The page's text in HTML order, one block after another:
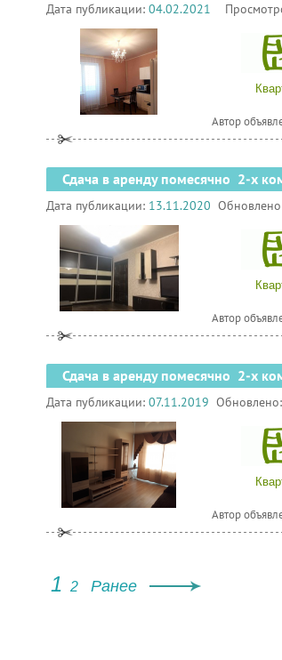
Дата публикации: 04.02.2021
Автор
Сдача в аренду помесячно 2-х
Дата публикации: 13.11.2020
Автор
Сдача в аренду помесячно 2-х
Дата публикации: 07.11.2019 Обновлено:
Автор
1 2 Ранее